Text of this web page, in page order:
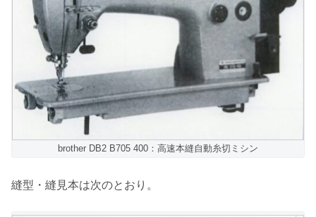
brother DB2 B705 400：高速本縫自動糸切ミシン
縫型・縫見本は次のとおり。